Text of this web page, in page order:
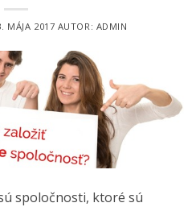
MÁJA 2017 AUTOR: ADMIN
spoločnosti, ktoré sú